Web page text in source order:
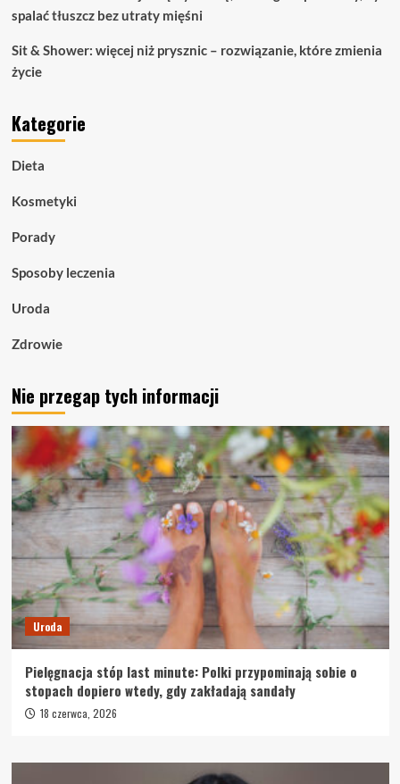
spalać tłuszcz bez utraty mięśni
Sit & Shower: więcej niż prysznic – rozwiązanie, które zmienia
życie
Kategorie
Dieta
Kosmetyki
Porady
Sposoby leczenia
Uroda
Zdrowie
Nie przegap tych informacji
Uroda
Pielęgnacja stóp last minute: Polki przypominają sobie o
stopach dopiero wtedy, gdy zakładają sandały
18 czerwca, 2026